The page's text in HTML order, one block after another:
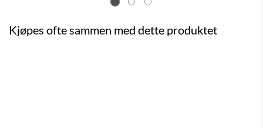
Kjøpes ofte sammen med dette produktet